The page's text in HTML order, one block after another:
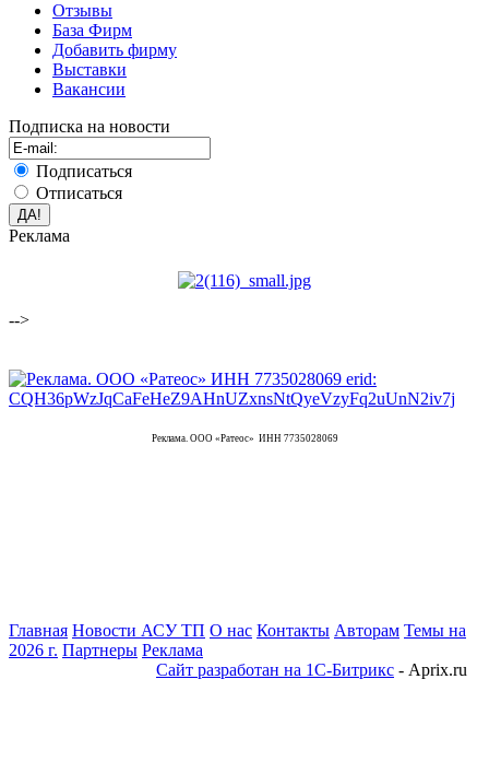
Отзывы
База Фирм
Добавить фирму
Выставки
Вакансии
Подписка на новости
Подписаться
Отписаться
Реклама
-->
Реклама. ООО «Ратеос» ИНН 7735028069
Главная Новости АСУ ТП О нас Контакты Авторам Темы на
2026 г. Партнеры Реклама
Сайт разработан на 1С-Битрикс - Aprix.ru